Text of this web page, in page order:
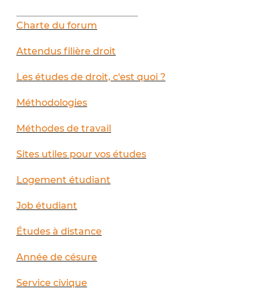
Charte du forum
Attendus filière droit
Les études de droit, c'est quoi ?
Méthodologies
Méthodes de travail
Sites utiles pour vos études
Logement étudiant
Job étudiant
Études à distance
Année de césure
Service civique